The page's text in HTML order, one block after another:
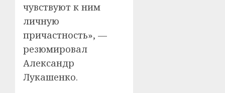
чувствуют к ним
личную
причастность», —
резюмировал
Александр
Лукашенко.